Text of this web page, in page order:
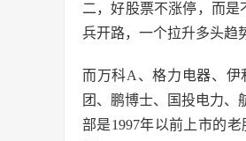
二，好股票不涨停，而
兵开路，一个拉升多头趋
而万科A、格力电器、
团、鹏博士、国投电力、
部是1997年以前上市的